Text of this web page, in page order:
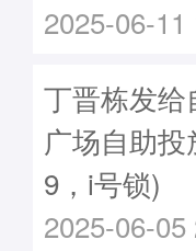
2025-06-11
丁晋栋发
广场自助
9，i号锁)
2025-06-05